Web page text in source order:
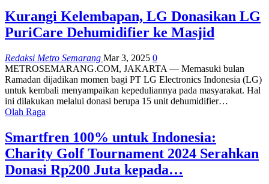
Kurangi Kelembapan, LG Donasikan LG
PuriCare Dehumidifier ke Masjid
Redaksi Metro Semarang Mar 3, 2025 0
METROSEMARANG.COM, JAKARTA — Memasuki bulan
Ramadan dijadikan momen bagi PT LG Electronics Indonesia (LG)
untuk kembali menyampaikan kepeduliannya pada masyarakat. Hal
ini dilakukan melalui donasi berupa 15 unit dehumidifier…
Olah Raga
Smartfren 100% untuk Indonesia:
Charity Golf Tournament 2024 Serahkan
Donasi Rp200 Juta kepada…